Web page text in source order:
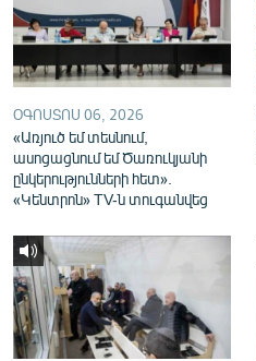
ՕԳՈՍՏՈՍ 06, 2026
«Առյուծ եմ տեսնում,
ասոցացնում եմ Ծառուկյանի
ընկերությունների հետ».
«Կենտրոն» TV-ն տուգանվեց